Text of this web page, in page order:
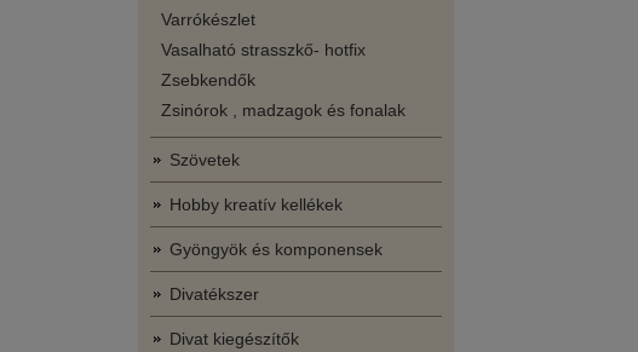
Varrókészlet
Vasalható strasszkő- hotfix
Zsebkendők
Zsinórok , madzagok és fonalak
Szövetek
Hobby kreatív kellékek
Gyöngyök és komponensek
Divatékszer
Divat kiegészítők